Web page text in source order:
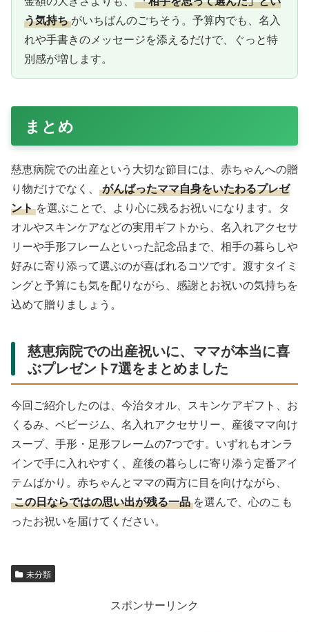
う気持ち がいちばんのごちそう。予算内でも、名入
れや手書きのメッセージを添えるだけで、ぐっと特
別感が増します。
まとめ
慈恵病院での出産という大切な節目には、赤ちゃんへの贈
り物だけでなく、
がんばったママ自身をいたわるプレゼ
ント を選ぶことで、より心に残るお祝いになります。タ
オルやスキンケアなどの実用ギフトから、名入れアクセサ
リーや手形フレームといった記念品まで、相手の暮らしや
好みに寄り添って選ぶのが喜ばれるコツです。渡すタイミ
ングと予算にも気を配りながら、感謝とお祝いの気持ちを
込めて贈りましょう。
慈恵病院での出産祝いに、ママが本当に喜
ぶプレゼント7選をまとめました
今回ご紹介したのは、今治タオル、スキンケアギフト、お
くるみ、ベビージム、名入れアクセサリー、産後ママ向け
スープ、手形・足形フレームの7つです。いずれもオンラ
インで手に入れやすく、産後の暮らしに寄り添う定番アイ
テムばかり。赤ちゃんとママの両方に目を向けながら、
この日ならではの思い出が残る一品 を選んで、心のこも
ったお祝いを届けてください。
未分類
スポンサーリンク